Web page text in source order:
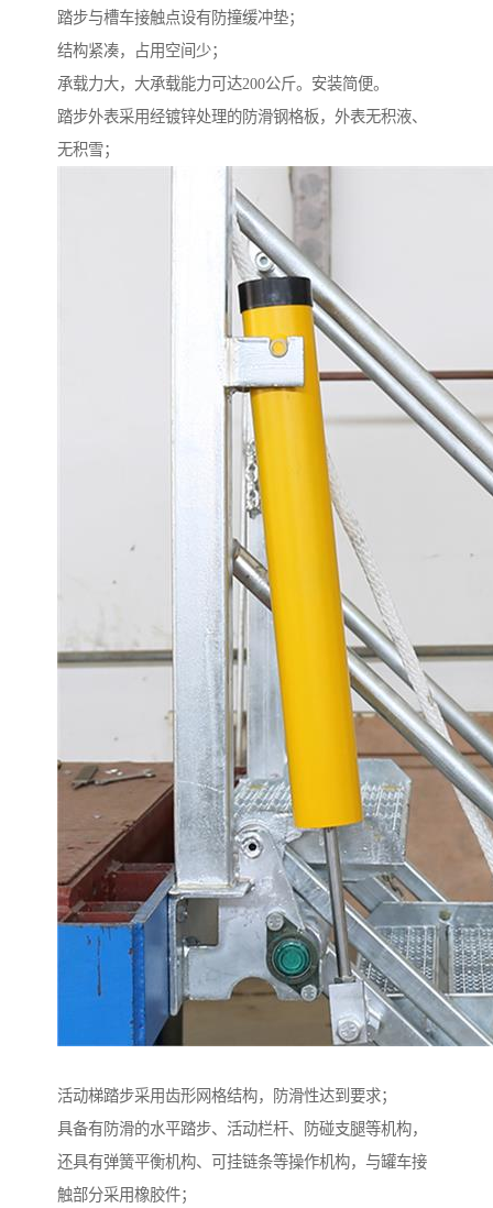
踏步与槽车接触点设有防撞缓冲垫；
结构紧凑，占用空间少；
承载力大，大承载能力可达200公斤。安装简便。
踏步外表采用经镀锌处理的防滑钢格板，外表无积液、
无积雪；
活动梯踏步采用齿形网格结构，防滑性达到要求；
具备有防滑的水平踏步、活动栏杆、防碰支腿等机构，
还具有弹簧平衡机构、可挂链条等操作机构，与罐车接
触部分采用橡胶件；